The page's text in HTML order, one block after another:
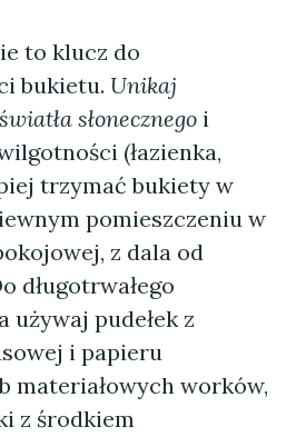
to klucz do
bukietu. Unikaj
słonecznego i
(łazienka,
trzymać bukiety w
pomieszczeniu w
z dala od
długotrwałego
używaj pudełek z
i papieru
materiałowych worków,
z środkiem